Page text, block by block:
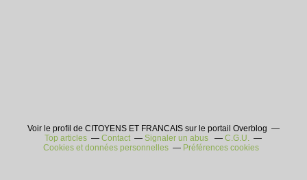
Voir le profil de CITOYENS ET FRANCAIS sur le portail Overblog
Top articles
Contact Signaler un abus
C.G.U.
Cookies et données personnelles
Préférences cookies